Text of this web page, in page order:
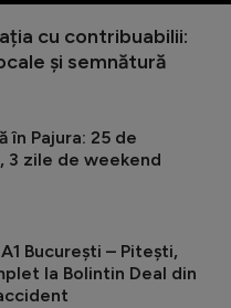
cu contribuabilii:
și semnătură
în Pajura: 25 de
3 zile de weekend
București – Pitești,
la Bolintin Deal din